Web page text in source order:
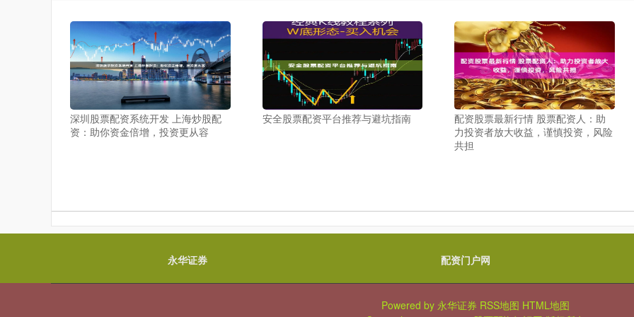
深圳股票配资系统开发 上海炒股配
资：助你资金倍增，投资更从容
安全股票配资平台推荐与避坑指南
配资股票最新行情 股票配资人：助
力投资者放大收益，谨慎投资，风险
共担
永华证券 配资门户网
Powered by 永华证券 RSS地图 HTML地图